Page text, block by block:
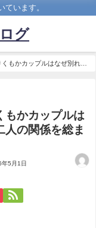
ています。
グ
もかカップルはなぜ別れ
かカップルは
人の関係を総ま
年5月1日